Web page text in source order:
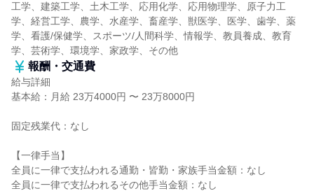
工学、建築工学、土木工学、応用化学、応用物理学、原子力工
学、経営工学、農学、水産学、畜産学、獣医学、医学、歯学、薬
学、看護/保健学、スポーツ/人間科学、情報学、教員養成、教育
学、芸術学、環境学、家政学、その他
報酬・交通費
給与詳細
基本給：月給 23万4000円 〜 23万8000円
固定残業代：なし
【一律手当】
全員に一律で支払われる通勤・皆勤・家族手当金額：なし
全員に一律で支払われるその他手当金額：なし